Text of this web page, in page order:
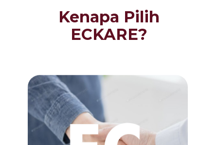
Kenapa Pilih
ECKARE?